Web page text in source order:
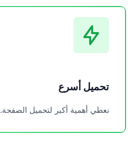
تحميل أسرع
نعطي أهمية أكبر لتحميل الصفحة.